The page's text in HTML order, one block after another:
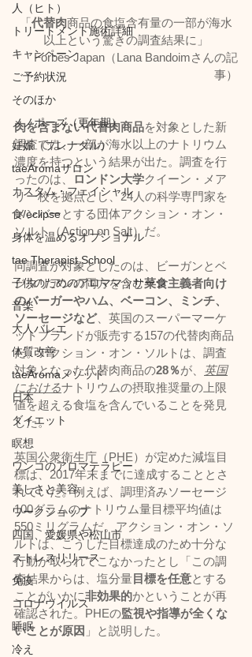
人（ヒト）
トリートメント施術詳細
キャンペーン
ご予約状況
そのほか
メノポーズ（更年期）
妊娠（プレナタル）
taeAromaサロン
カスタム・フェイシャル
食/eclipse
身体を温めるオプショナル
tae Therapist School
子供のためのアロママッサージ
音楽
大人バレエ
体質改善
taeAromaメソッド
日本
ダイエット
瞑想
ワンコのアロマテラピー
美しさと美容
ワークショップ
四国、愛媛県や松山市
ストレスリリース
免疫
コロナウイルス
睡眠
冷え
「代替肉商品の食塩含有量の一部が海水
以上という驚きの調査結果に」
Forbes Japan（Lana Bandoimさんの記
事）
肉を含まない代替肉商品を対象とした新
調査では、一部が海水以上のナトリウム
濃度を持つという結果が出た。調査を行
ったのは、
ロンドン大学クイーン・メア
リー校を拠点とし、24人の科学専門家を
メンバーとする団体アクション・オン・
ソルト（Action on Salt）だ。
同調査が対象としたのは、ビーガンとベ
ジタリアンの両方を含む菜食主義者向け
のバーガーやハム、ベーコン、ミンチ、
ソーセージなど、英国のスーパーマーケ
ットブランドが販売する157の代替肉商品
だ。アクション・オン・ソルトは、調査
対象となった代替肉商品の28％が、 英国
におけるナトリウムの摂取推奨量の上限
値を超える食塩を含んでいることを発見
した。
英国公衆衛生庁（PHE）が定めた減塩目
標は、2017年末までに達成することとさ
れていた。例えば、調理済みソーセージ
100グラムのナトリウム量目標平均値は
550ミリグラムだ。アクション・オン・ソ
ルトは、こうした目標達成のため十分な
行動が取られてこなかったとし「この調
査結果からは、塩分量 目標を任意とする
ことがいかに非効果的かということが再
確認された。PHEの監視や指導が全くな
いことが原因 」と説明した。